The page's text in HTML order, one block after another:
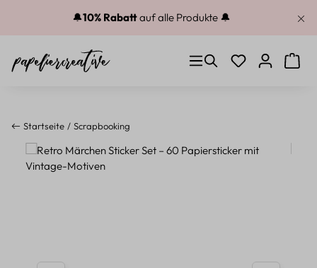
Zum Hauptinhalt springen
🔔10% Rabattauf alle Produkte 🔔
Du hast 0
Startseite Scrapbooking
Bildergalerie überspringen